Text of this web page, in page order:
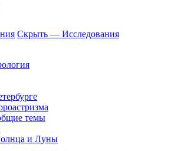
Скрыть — Исследования
темы
и Луны